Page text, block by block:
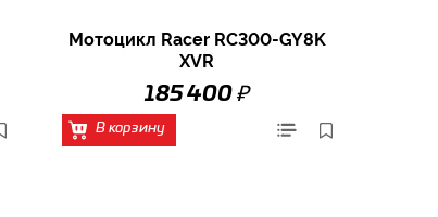
Мотоцикл Racer RC300-GY8K
XVR
185 400 ₽
В корзину